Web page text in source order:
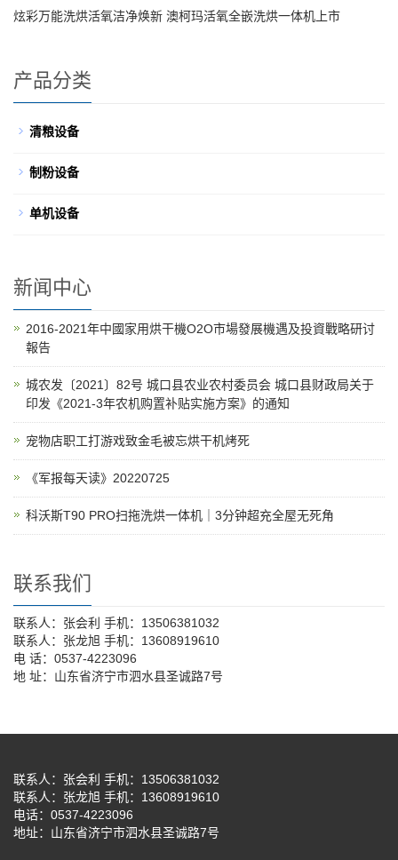
炫彩万能洗烘活氧洁净焕新 澳柯玛活氧全嵌洗烘一体机上市
产品分类
清粮设备
制粉设备
单机设备
新闻中心
2016-2021年中國家用烘干機O2O市場發展機遇及投資戰略研讨
報告
城农发〔2021〕82号 城口县农业农村委员会 城口县财政局关于
印发《2021-3年农机购置补贴实施方案》的通知
宠物店职工打游戏致金毛被忘烘干机烤死
《军报每天读》20220725
科沃斯T90 PRO扫拖洗烘一体机｜3分钟超充全屋无死角
联系我们
联系人：张会利 手机：13506381032
联系人：张龙旭 手机：13608919610
电 话：0537-4223096
地 址：山东省济宁市泗水县圣诚路7号
联系人：张会利 手机：13506381032
联系人：张龙旭 手机：13608919610
电话：0537-4223096
地址：山东省济宁市泗水县圣诚路7号